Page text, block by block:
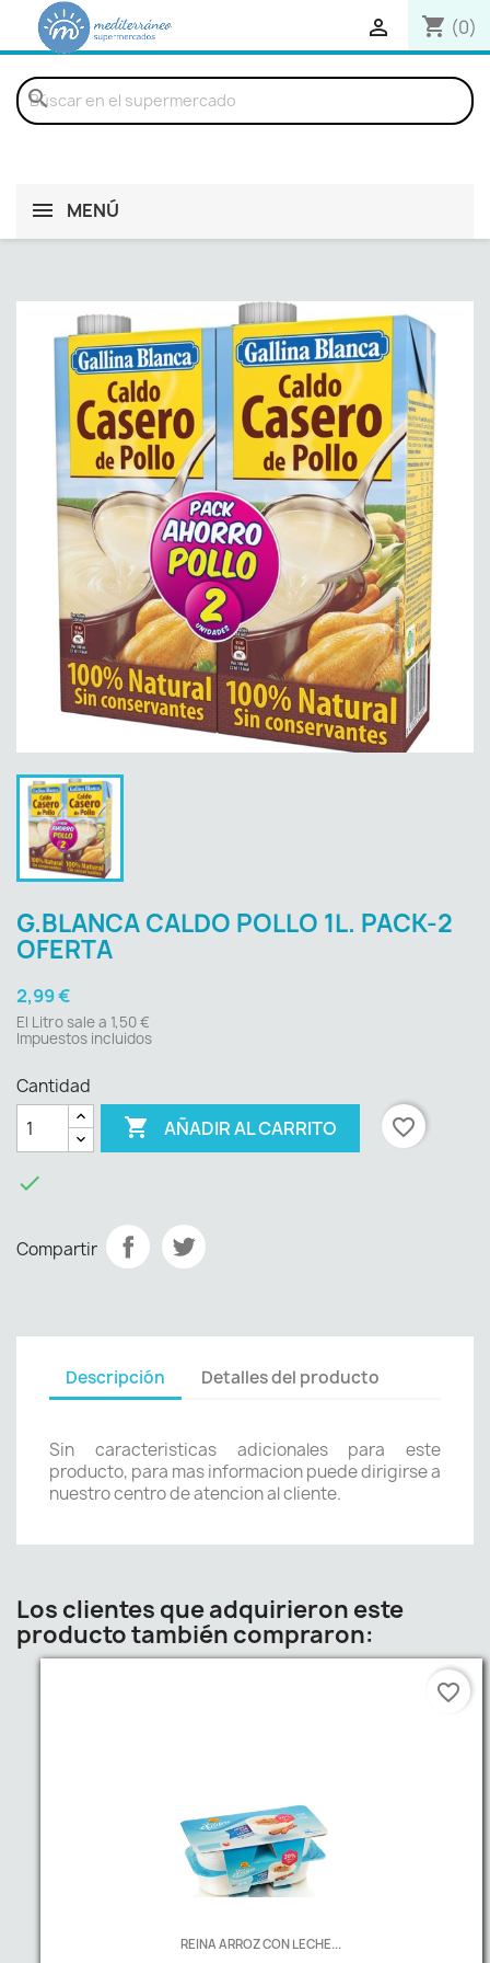
shopping_cart (0)

search
MENÚ
G.BLANCA CALDO POLLO 1L. PACK-2
OFERTA
2,99 €
El Litro sale a 1,50 €
Impuestos incluidos
Cantidad
 AÑADIR AL CARRITO favorite_border

Compartir
Descripción Detalles del producto
Sin caracteristicas adicionales para este
producto, para mas informacion puede dirigirse a
nuestro centro de atencion al cliente.
Los clientes que adquirieron este
producto también compraron:
REINA ARROZ CON LECHE...
favorite_border